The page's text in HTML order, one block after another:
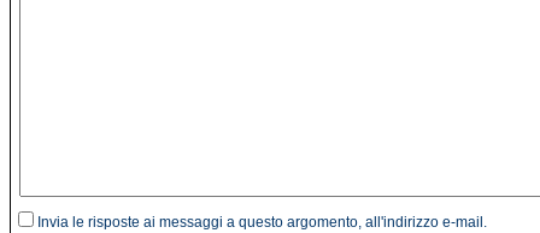
Invia le risposte ai messaggi a questo argomento, all'indirizzo e-mail.